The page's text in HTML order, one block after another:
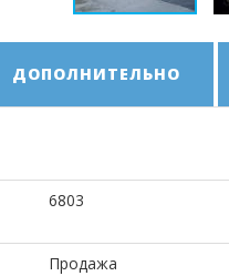
ДОПОЛНИТЕЛЬНО
6803
Продажа